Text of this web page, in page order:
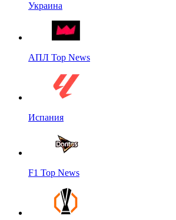
Украина
АПЛ Top News
Испания
F1 Top News